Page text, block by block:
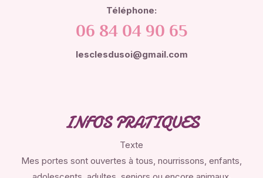
Téléphone:
06 84 04 90 65
lesclesdusoi@gmail.com
INFOS PRATIQUES
Texte
Mes portes sont ouvertes à tous, nourrissons, enfants,